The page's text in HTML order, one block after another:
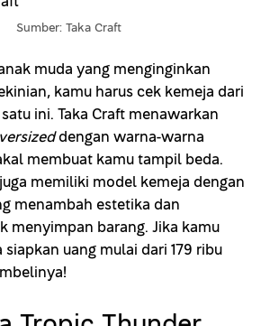
Sumber: Taka Craft
muda yang menginginkan
kamu harus cek kemeja dari
ini. Taka Craft menawarkan
dengan warna-warna
membuat kamu tampil beda.
memiliki model kemeja dengan
menambah estetika dan
menyimpan barang. Jika kamu
siapkan uang mulai dari 179 ribu